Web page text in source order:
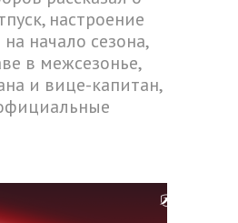
настроение
начало сезона,
в межсезонье,
и вице-капитан,